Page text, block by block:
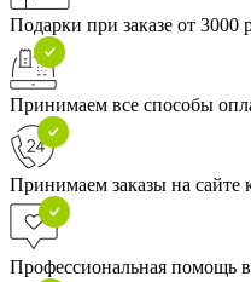
Подарки при заказе от 3000
Принимаем все способы
Принимаем заказы на сайте
Профессиональная помощь